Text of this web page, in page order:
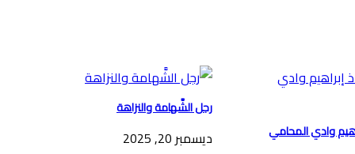
وادي المحامي
رجل الشَّهامة والنزاهة
ديسمبر 20, 2025